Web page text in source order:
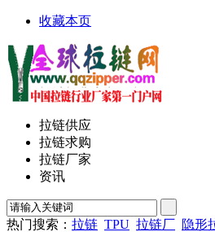
收藏本页
拉链供应
拉链求购
拉链厂家
资讯
热门搜索： 拉链 TPU 拉链厂 隐形